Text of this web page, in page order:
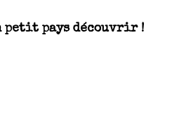
petit pays découvrir !